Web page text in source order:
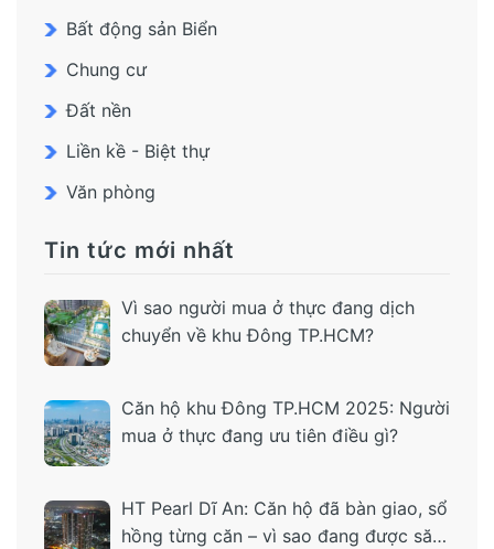
Bất động sản Biển
Chung cư
Đất nền
Liền kề - Biệt thự
Văn phòng
Tin tức mới nhất
Vì sao người mua ở thực đang dịch
chuyển về khu Đông TP.HCM?
Căn hộ khu Đông TP.HCM 2025: Người
mua ở thực đang ưu tiên điều gì?
HT Pearl Dĩ An: Căn hộ đã bàn giao, sổ
hồng từng căn – vì sao đang được săn